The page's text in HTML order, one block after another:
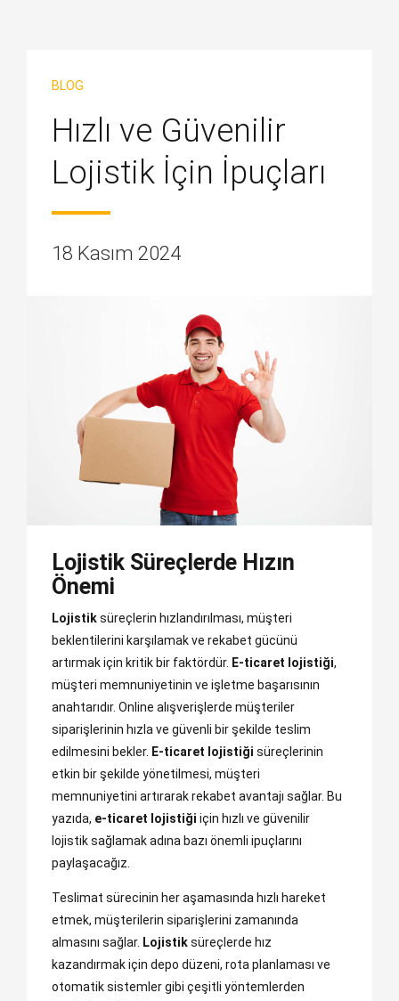
BLOG
Hızlı ve Güvenilir
Lojistik İçin İpuçları
18 Kasım 2024
Lojistik Süreçlerde Hızın
Önemi
Lojistiksüreçlerin hızlandırılması, müşteri
beklentilerini karşılamak ve rekabet gücünü
artırmak için kritik bir faktördür. E-ticaret lojistiği,
müşteri memnuniyetinin ve işletme başarısının
anahtarıdır. Online alışverişlerde müşteriler
siparişlerinin hızla ve güvenli bir şekilde teslim
edilmesini bekler. E-ticaret lojistiği süreçlerinin
etkin bir şekilde yönetilmesi, müşteri
memnuniyetini artırarak rekabet avantajı sağlar. Bu
yazıda, e-ticaret lojistiği için hızlı ve güvenilir
lojistik sağlamak adına bazı önemli ipuçlarını
paylaşacağız.
Teslimat sürecinin her aşamasında hızlı hareket
etmek, müşterilerin siparişlerini zamanında
almasını sağlar. Lojistiksüreçlerde hız
kazandırmak için depo düzeni, rota planlaması ve
otomatik sistemler gibi çeşitli yöntemlerden